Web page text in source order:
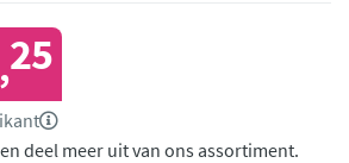
,25
deel meer uit van ons assortiment.